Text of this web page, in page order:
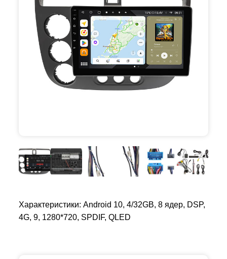
Характеристики: Android 10, 4/32GB, 8 ядер, DSP,
4G, 9, 1280*720, SPDIF, QLED